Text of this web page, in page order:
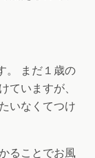
。 まだ１歳の
いますが、
いなくてつけ
ることでお風